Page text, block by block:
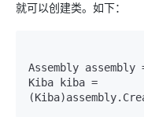
就可以创建类。如下：
Assembly assembly
Kiba kiba =